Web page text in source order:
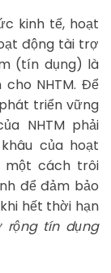
kinh tế, hoạt
động tài trợ
(tín dụng) là
NHTM. Để
triển vững
NHTM phải
của hoạt
một cách trôi
để đảm bảo
hết thời hạn
rộng tín dụng